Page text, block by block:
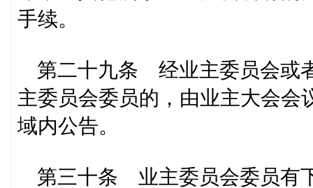
手续。
第二十九条 经业主委员会或
主委员会委员的，由业主大会会
域内公告。
第三十条 业主委员会委员有